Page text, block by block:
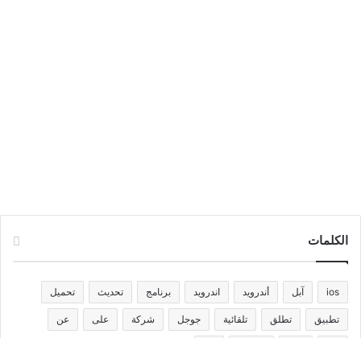
الكلمات
ios آبل أندرويد اندرويد برنامج تحديث تحميل
تطبيق تطلق تلقائية جوجل شركة على عن